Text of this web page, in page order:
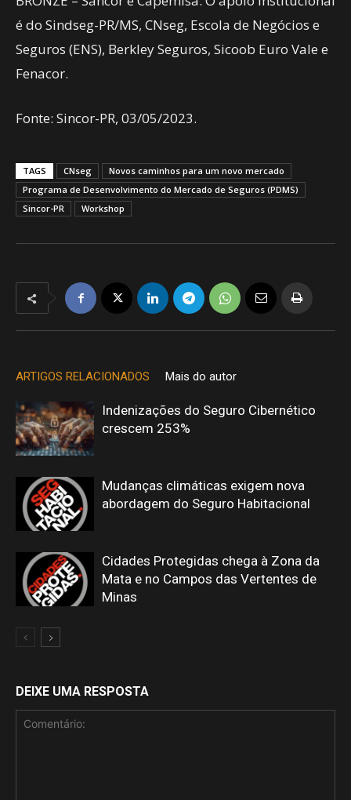
é do Sindseg-PR/MS, CNseg, Escola de Negócios e
Seguros (ENS), Berkley Seguros, Sicoob Euro Vale e
Fenacor.
Fonte: Sincor-PR, 03/05/2023.
TAGS CNseg
Novos caminhos para um novo mercado
Programa de Desenvolvimento do Mercado de Seguros (PDMS)
Sincor-PR
Workshop
ARTIGOS RELACIONADOS Mais do autor
Indenizações do Seguro Cibernético
crescem 253%
Mudanças climáticas exigem nova
abordagem do Seguro Habitacional
Cidades Protegidas chega à Zona da
Mata e no Campos das Vertentes de
Minas
DEIXE UMA RESPOSTA